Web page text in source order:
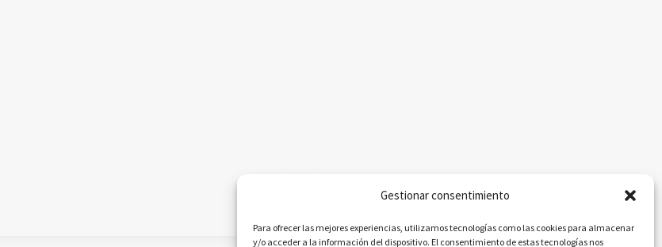
Gestionar consentimiento
Para ofrecer las mejores experiencias, utilizamos tecnologías como las cookies para almacenar
y/o acceder a la información del dispositivo. El consentimiento de estas tecnologías nos